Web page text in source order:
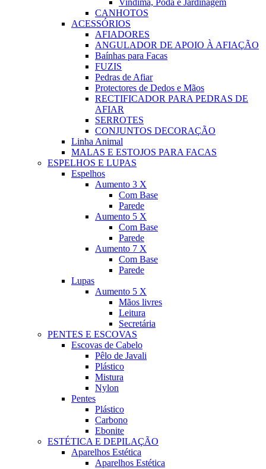
Vindima, Poda e Jardinagem
CANHOTOS
ACESSÓRIOS
AFIADORES
ANGULADOR DE APOIO À AFIAÇÃO
Baínhas para Facas
FUZIS
Pedras de Afiar
Protectores de Dedos e Mãos
RECTIFICADOR PARA PEDRAS DE
AFIAR
SERROTES
CONJUNTOS DECORAÇÃO
Linha Animal
MALAS E ESTOJOS PARA FACAS
ESPELHOS E LUPAS
Espelhos
Aumento 3 X
Com Base
Parede
Aumento 5 X
Com Base
Parede
Aumento 7 X
Com Base
Parede
Lupas
Aumento 5 X
Mãos livres
Leitura
Secretária
PENTES E ESCOVAS
Escovas de Cabelo
Pêlo de Javali
Plástico
Mistura
Nylon
Pentes
Plástico
Carbono
Ebonite
ESTÉTICA E DEPILAÇÃO
Aparelhos Estética
Aparelhos Estética